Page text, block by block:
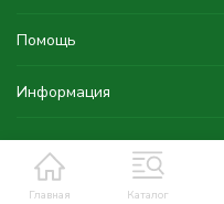
Главная Каталог
Помощь
Информация